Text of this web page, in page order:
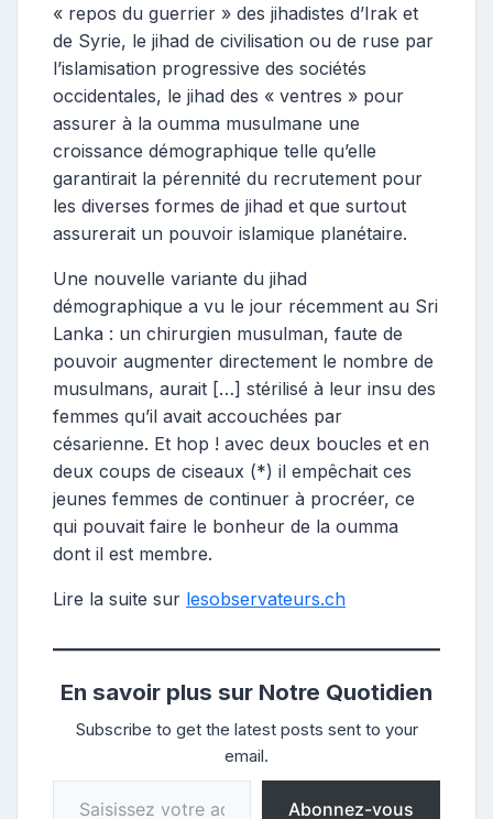
« repos du guerrier » des jihadistes d’Irak et
de Syrie, le jihad de civilisation ou de ruse par
l’islamisation progressive des sociétés
occidentales, le jihad des « ventres » pour
assurer à la oumma musulmane une
croissance démographique telle qu’elle
garantirait la pérennité du recrutement pour
les diverses formes de jihad et que surtout
assurerait un pouvoir islamique planétaire.
Une nouvelle variante du jihad
démographique a vu le jour récemment au Sri
Lanka : un chirurgien musulman, faute de
pouvoir augmenter directement le nombre de
musulmans, aurait […] stérilisé à leur insu des
femmes qu’il avait accouchées par
césarienne. Et hop ! avec deux boucles et en
deux coups de ciseaux (*) il empêchait ces
jeunes femmes de continuer à procréer, ce
qui pouvait faire le bonheur de la oumma
dont il est membre.
Lire la suite sur lesobservateurs.ch
En savoir plus sur Notre Quotidien
Subscribe to get the latest posts sent to your
email.
Saisissez votre adresse e-mail…
Abonnez-vous